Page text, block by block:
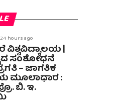
24 hours ago
ವಿಶ್ವವಿದ್ಯಾಲಯ |
ಸಂಶೋಧನೆ
– ಜಾಗತಿಕ
ಮೂಲಾಧಾರ :
ಬಿ. ಇ.